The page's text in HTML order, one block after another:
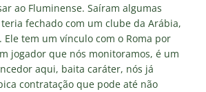
ao Fluminense. Saíram algumas
fechado com um clube da Arábia,
Ele tem um vínculo com o Roma por
jogador que nós monitoramos, é um
aqui, baita caráter, nós já
contratação que pode até não